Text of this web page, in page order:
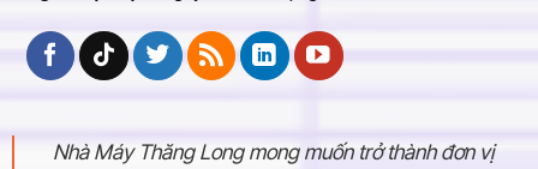
Nhà Máy Thăng Long mong muốn trở thành đơn vị